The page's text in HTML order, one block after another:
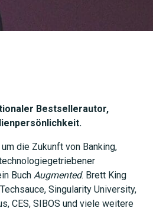
Bestsellerautor,
die Zukunft von Banking,
Buch Augmented. Brett King
Singularity University,
CES, SIBOS und viele weitere